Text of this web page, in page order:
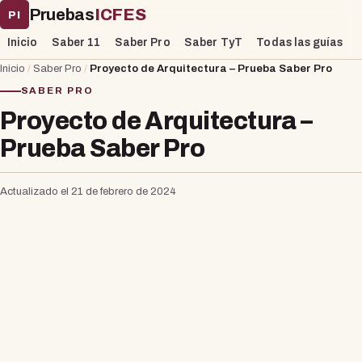
PI PruebasICFES
Inicio Saber 11 Saber Pro Saber TyT Todas las guías
Inicio / Saber Pro / Proyecto de Arquitectura – Prueba Saber Pro
SABER PRO
Proyecto de Arquitectura –
Prueba Saber Pro
Actualizado el 21 de febrero de 2024